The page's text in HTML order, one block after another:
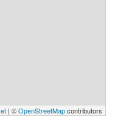
| ©OpenStreetMapcontributors